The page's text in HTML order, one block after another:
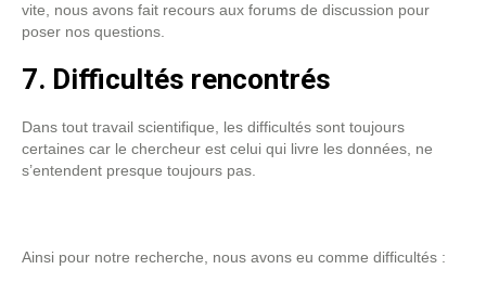
vite, nous avons fait recours aux forums de discussion pour
poser nos questions.
7. Difficultés rencontrés
Dans tout travail scientifique, les difficultés sont toujours
certaines car le chercheur est celui qui livre les données, ne
s’entendent presque toujours pas.
Ainsi pour notre recherche, nous avons eu comme difficultés :